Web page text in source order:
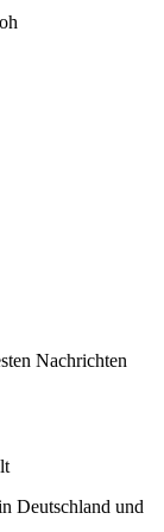
Nachrichten
Deutschland und